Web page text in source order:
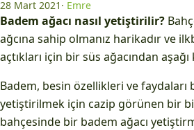
28 Mart 2021 · Emre
Badem ağacı nasıl yetiştirilir?
ağcına sahip olmanız harikadır ve
açtıkları için bir süs ağacından aşağı
Badem, besin özellikleri ve faydaları
yetiştirilmek için cazip görünen bir
bahçesinde bir badem ağacı